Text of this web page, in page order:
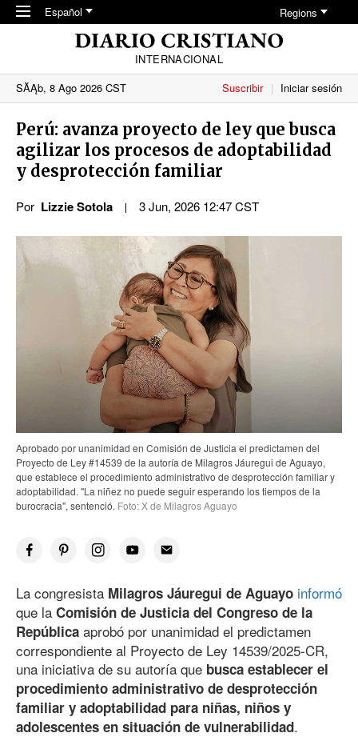
Skip to main content
Español Regions
INTERNACIONAL
SĂĄb, 8 Ago 2026 CST
Suscribir Iniciar sesión
Perú: avanza proyecto de ley que busca
agilizar los procesos de adoptabilidad
y desprotección familiar
Por Lizzie Sotola 3 Jun, 2026 12:47 CST
Aprobado por unanimidad en Comisión de Justicia el predictamen del
Proyecto de Ley #14539 de la autoría de Milagros Jáuregui de Aguayo,
que establece el procedimiento administrativo de desprotección familiar y
adoptabilidad. "La niñez no puede seguir esperando los tiempos de la
burocracia", sentenció. Foto: X de Milagros Aguayo
La congresista Milagros Jáuregui de Aguayo informó
que la Comisión de Justicia del Congreso de la
República aprobó por unanimidad el predictamen
correspondiente al Proyecto de Ley 14539/2025-CR,
una iniciativa de su autoría que busca establecer el
procedimiento administrativo de desprotección
familiar y adoptabilidad para niñas, niños y
adolescentes en situación de vulnerabilidad.